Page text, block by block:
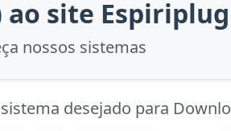
ao site Espiriplug
nossos sistemas
desejado para